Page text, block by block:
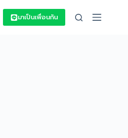
มาเป็นเพื่อนกัน